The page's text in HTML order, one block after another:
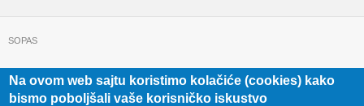
SOPAS
+381 11 322 22 32 Beograd, Beogradska 71
Na ovom web sajtu koristimo kolačiće (cookies) kako
bismo poboljšali vaše korisničko iskustvo